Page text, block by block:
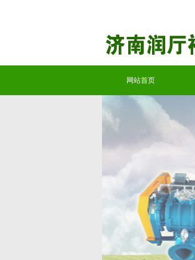
网站首页